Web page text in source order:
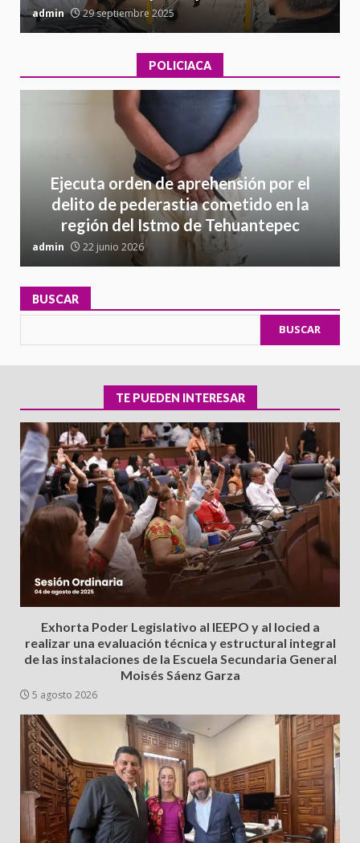
admin 29 septiembre 2025
POLICIACA
Ejecuta orden de aprehensión por el
delito de pederastia cometido en la
región del Istmo de Tehuantepec
admin 22 junio 2026
BUSCAR
BUSCAR
TE PUEDEN INTERESAR
Exhorta Poder Legislativo al IEEPO y al Iocied a
realizar una evaluación técnica y estructural integral
de las instalaciones de la Escuela Secundaria General
Moisés Sáenz Garza
5 agosto 2026